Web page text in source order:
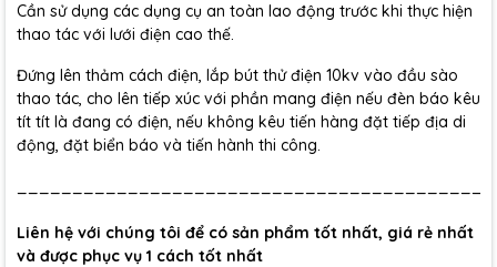
Cần sử dụng các dụng cụ an toàn lao động trước khi thực hiện
thao tác với lưới điện cao thế.
Đứng lên thảm cách điện, lắp bút thử điện 10kv vào đầu sào
thao tác, cho lên tiếp xúc với phần mang điện nếu đèn báo kêu
tít tít là đang có điện, nếu không kêu tiến hàng đặt tiếp địa di
động, đặt biển báo và tiến hành thi công.
Liên hệ với chúng tôi để có sản phẩm tốt nhất, giá rẻ nhất
và được phục vụ 1 cách tốt nhất